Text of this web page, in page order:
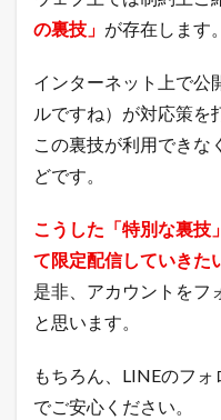
の裏技」 が存在します。
インターネット上で公
ルですね）が対応策を
この裏技が利用できな
どです。
こうした「特別な裏技
て限定配信していきた
是非、アカウントをフ
と思います。
もちろん、LINEのフ
でご安心ください。